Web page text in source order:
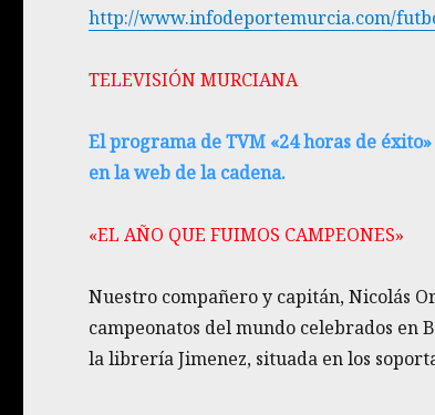
http://www.infodeportemurcia.com/
TELEVISIÓN MURCIANA
El programa de TVM «24 horas de
en la web de la cadena.
«EL AÑO QUE FUIMOS CAMPEONES»
Nuestro compañero y capitán, Nicolás
campeonatos del mundo celebrados en
la librería Jimenez, situada en los